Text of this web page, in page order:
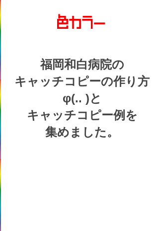
福岡和白病院の
キャッチコピーの作り方
φ(.. )と
キャッチコピー例を
集めました。